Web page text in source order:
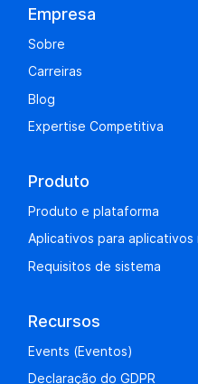
Empresa
Sobre
Carreiras
Blog
Expertise Competitiva
Produto
Produto e plataforma
Aplicativos para aplicativos
Requisitos de sistema
Recursos
Events (Eventos)
Declaração do GDPR